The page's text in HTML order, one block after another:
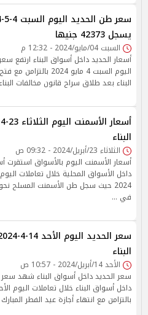
يسجل 42373 جنيها
السبت 04/مايو/2024 - 12:32 م
أسعار الحديد داخل أسواق البناء ارتفع
اليوم السبت 4 مايو 2024
البناء بعد طلاق سراح قانون مخالفات
البناء
الثلاثاء 23/أبريل/2024 - 09:32 ص
أسعار الأسمنت اليوم بالأسواق استقرت
في …
البناء
الأحد 14/أبريل/2024 - 10:57 ص
سعر الحديد داخل أسواق البناء شهد سعر
بالتزامن مع انتهاء أجازة عيد الفطر